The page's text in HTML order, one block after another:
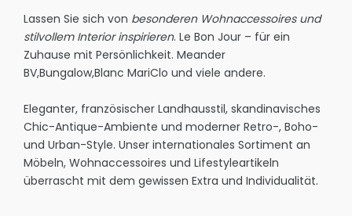
Lassen Sie sich von besonderen Wohnaccessoires und
stilvollem Interior inspirieren. Le Bon Jour – für ein
Zuhause mit Persönlichkeit. Meander
BV,Bungalow,Blanc MariClo und viele andere.
Eleganter, französischer Landhausstil, skandinavisches
Chic-Antique-Ambiente und moderner Retro-, Boho-
und Urban-Style. Unser internationales Sortiment an
Möbeln, Wohnaccessoires und Lifestyleartikeln
überrascht mit dem gewissen Extra und Individualität.